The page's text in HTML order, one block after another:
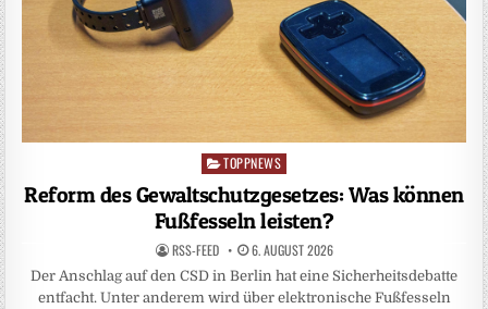
Posted
TOPPNEWS
Reform des Gewaltschutzgesetzes: Was können
Fußfesseln leisten?
RSS-FEED 6. AUGUST 2026
Der Anschlag auf den CSD in Berlin hat eine Sicherheitsdebatte
entfacht. Unter anderem wird über elektronische Fußfesseln